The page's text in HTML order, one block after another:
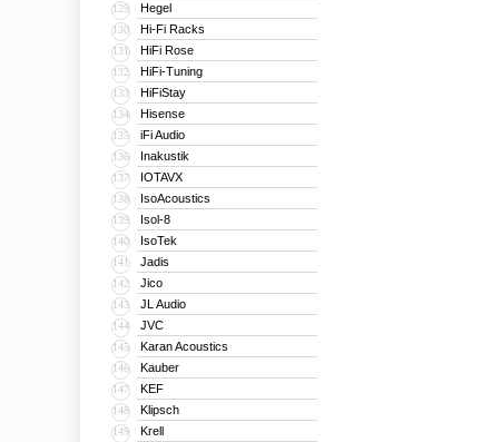
129 Hegel
130 Hi-Fi Racks
131 HiFi Rose
132 HiFi-Tuning
133 HiFiStay
134 Hisense
135 iFi Audio
136 Inakustik
137 IOTAVX
138 IsoAcoustics
139 Isol-8
140 IsoTek
141 Jadis
142 Jico
143 JL Audio
144 JVC
145 Karan Acoustics
146 Kauber
147 KEF
148 Klipsch
149 Krell